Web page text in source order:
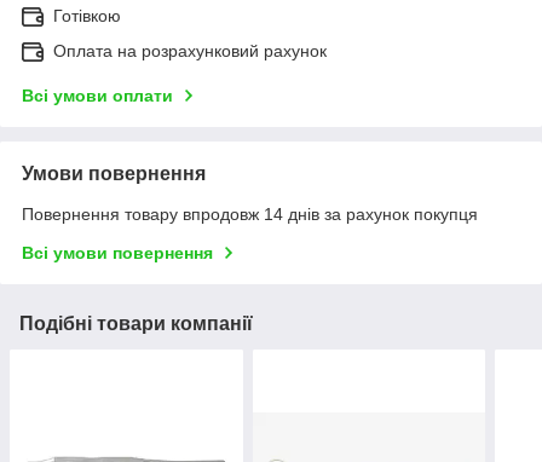
Готівкою
Оплата на розрахунковий рахунок
Всі умови оплати
Умови повернення
Повернення товару впродовж 14 днів за рахунок покупця
Всі умови повернення
Подібні товари компанії